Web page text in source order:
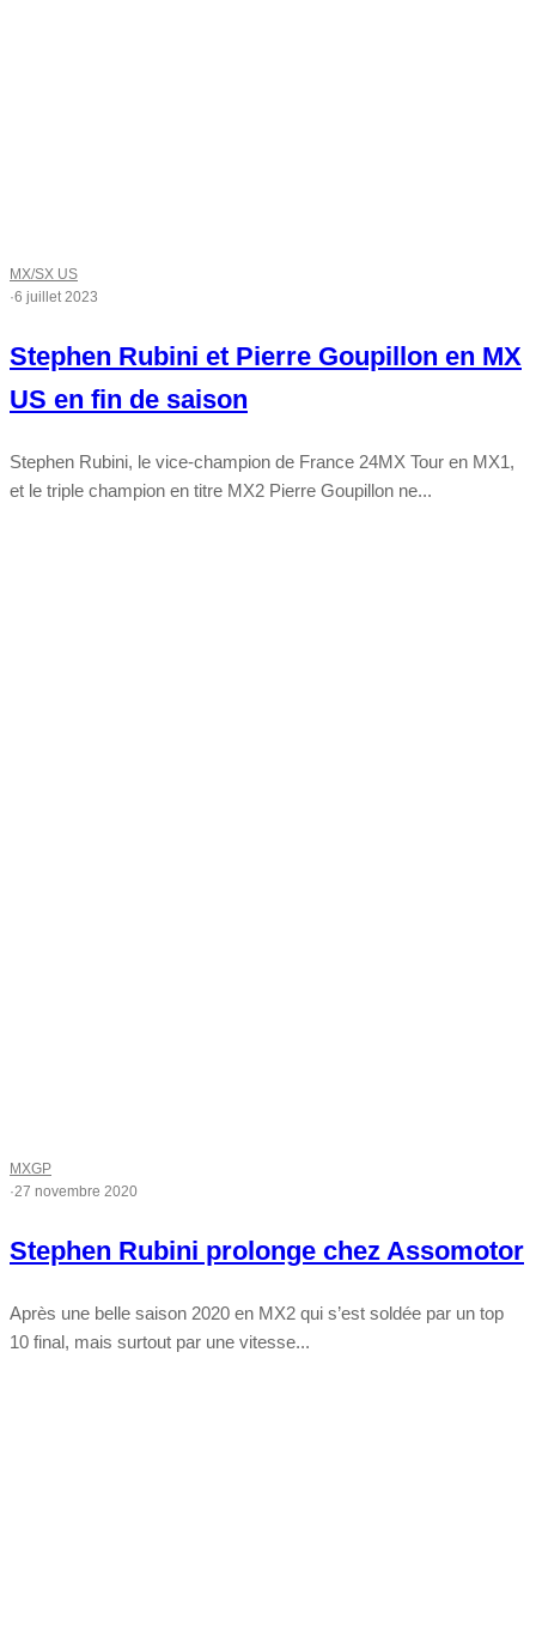
MX/SX US
·6 juillet 2023
Stephen Rubini et Pierre Goupillon en MX
US en fin de saison
Stephen Rubini, le vice-champion de France 24MX Tour en MX1,
et le triple champion en titre MX2 Pierre Goupillon ne...
MXGP
·27 novembre 2020
Stephen Rubini prolonge chez Assomotor
Après une belle saison 2020 en MX2 qui s’est soldée par un top
10 final, mais surtout par une vitesse...